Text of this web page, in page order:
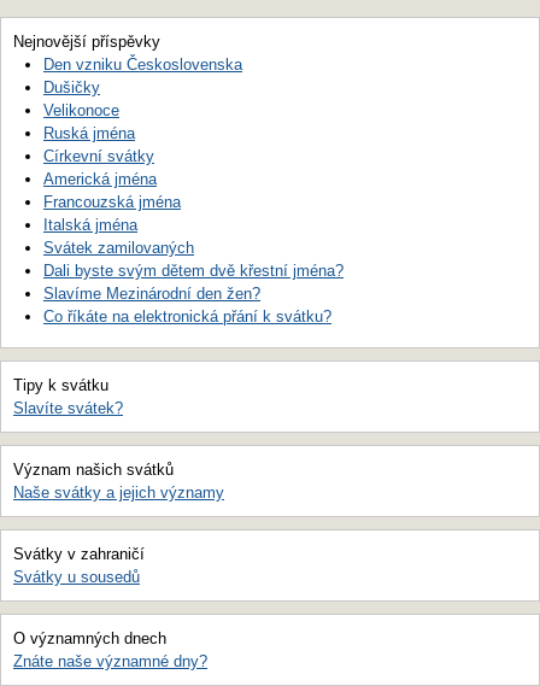
Nejnovější příspěvky
Den vzniku Československa
Dušičky
Velikonoce
Ruská jména
Církevní svátky
Americká jména
Francouzská jména
Italská jména
Svátek zamilovaných
Dali byste svým dětem dvě křestní jména?
Slavíme Mezinárodní den žen?
Co říkáte na elektronická přání k svátku?
Tipy k svátku
Slavíte svátek?
Význam našich svátků
Naše svátky a jejich významy
Svátky v zahraničí
Svátky u sousedů
O významných dnech
Znáte naše významné dny?